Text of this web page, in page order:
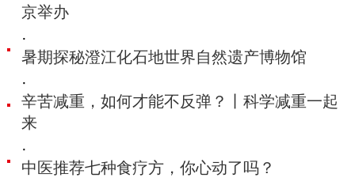
京举办
·
暑期探秘澄江化石地世界自然遗产博物馆
·
辛苦减重，如何才能不反弹？丨科学减重一起
来
·
中医推荐七种食疗方，你心动了吗？